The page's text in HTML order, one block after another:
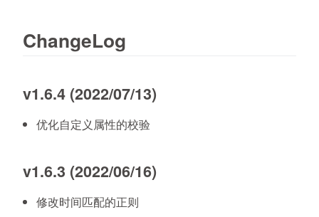
ChangeLog
v1.6.4 (2022/07/13)
优化自定义属性的校验
v1.6.3 (2022/06/16)
修改时间匹配的正则